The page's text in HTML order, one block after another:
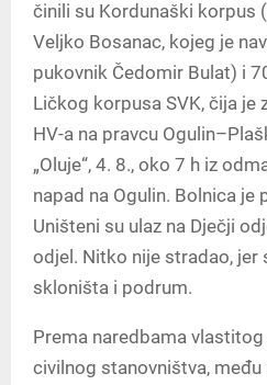
činili su Kordunaški korpus
Veljko Bosanac, kojeg je
pukovnik Čedomir Bulat) i
Ličkog korpusa SVK, čija
HV-a na pravcu
„Oluje“, 4. 8., oko 7 h iz
napad na Ogulin. Bolnica
Uništeni su ulaz na Dječji
odjel. Nitko nije stradao, jer
skloništa i podrum.
Prema naredbama
civilnog stanovništva,